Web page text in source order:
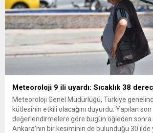
Meteoroloji 9 ili uyardı: Sıcaklık 38
Meteoroloji Genel Müdürlüğü, Türkiye
kütlesinin etkili olacağını duyurdu. Yapılan son
değerlendirmelere göre bugün öğleden sonra
Ankara’nın bir kesiminin de bulunduğu 30